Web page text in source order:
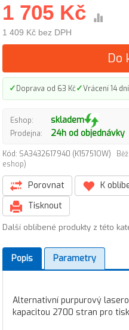
1 705 Kč
1 409 Kč bez DPH
Do
✓Doprava od 63 Kč✓Vrácení 14 dní
Eshop: skladem
Prodejna: 24h od objednávky
Kód: SA3432617940 (K15751OW)
eshop)
Porovnat K
Tisknout
Další oblíbené produkty z této
Popis Parametry
Alternativní purpurový
kapacitou 2700 stran pro